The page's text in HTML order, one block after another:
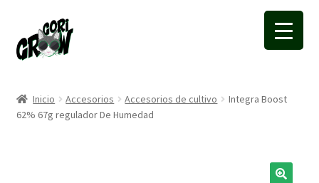
a
la
a
la
Inicio Accesorios Accesorios de cultivo
Integra Boost
62% 67g regulador De Humedad